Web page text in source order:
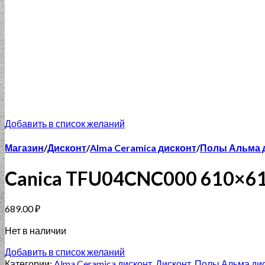
Добавить в список желаний
Магазин/Дисконт/Alma Ceramica дисконт/Полы Альма
Canica TFU04CNC000
689.00₽
Нет в наличии
Добавить в список желаний